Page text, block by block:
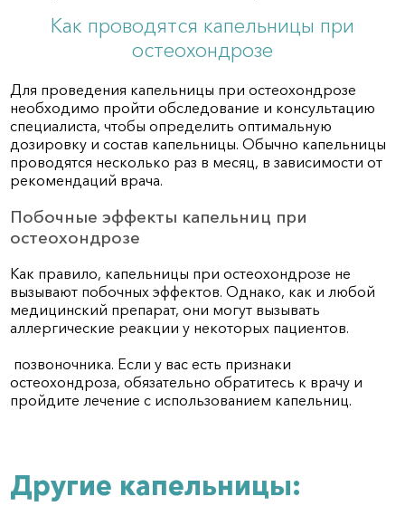
Как проводятся капельницы при
остеохондрозе
Для проведения капельницы при остеохондрозе
необходимо пройти обследование и консультацию
специалиста, чтобы определить оптимальную
дозировку и состав капельницы. Обычно капельницы
проводятся несколько раз в месяц, в зависимости от
рекомендаций врача.
Побочные эффекты капельниц при
остеохондрозе
Как правило, капельницы при остеохондрозе не
вызывают побочных эффектов. Однако, как и любой
медицинский препарат, они могут вызывать
аллергические реакции у некоторых пациентов.
позвоночника. Если у вас есть признаки
остеохондроза, обязательно обратитесь к врачу и
пройдите лечение с использованием капельниц.
Другие капельницы: